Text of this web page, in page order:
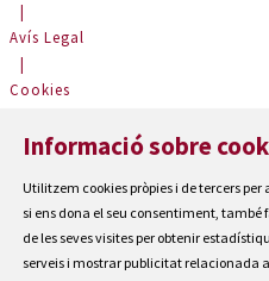
|
Avís Legal
|
Cookies
Contactar
Accessibilitat
Informació sobre
Utilitzem cookies pròpies i de tercers
si ens dona el seu consentiment, també
de les seves visites per obtenir
serveis i mostrar publicitat relacionada